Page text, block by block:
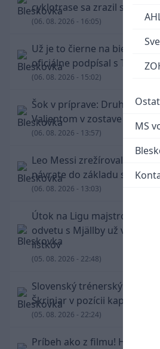
MS
cyklotrase sa zrazil s bežcom
(06. 08. 2026 - 16:05)
Už je to čierne na bielom:
oficiálne podpísal s
(06. 08. 2026 - 15:02)
Šok v príprave: Druholigová
Valjentom v zostave zdolala
(06. 08. 2026 - 13:57)
Leo Messi zrežíroval obrat
návrate do základu strelil
(06. 08. 2026 - 13:03)
Útok na Ligu majstrov láka!
odvetu s Mjällby už viac ako
lístkov
(05. 08. 2026 - 22:48)
Slovenský trénerský súboj
Škriniar v pozícii kapitána
(05. 08. 2026 - 22:24)
Príbeh ako z filmu! Hrdina